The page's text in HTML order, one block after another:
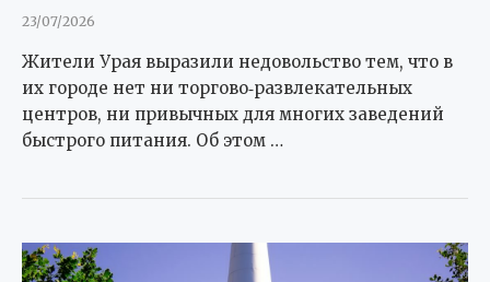
23/07/2026
Жители Урая выразили недовольство тем, что в
их городе нет ни торгово‑развлекательных
центров, ни привычных для многих заведений
быстрого питания. Об этом …